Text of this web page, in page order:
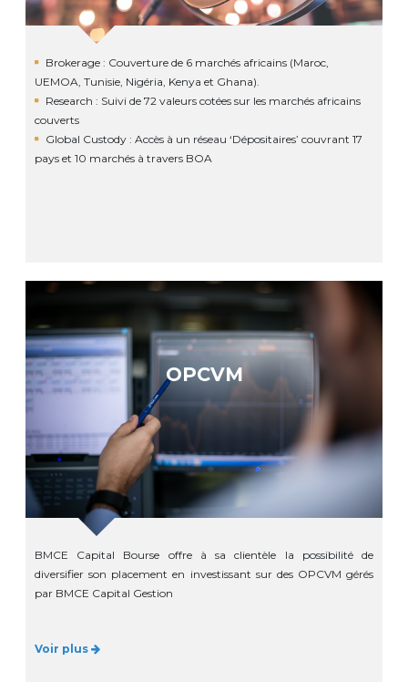
Brokerage : Couverture de 6 marchés africains (Maroc,
UEMOA, Tunisie, Nigéria, Kenya et Ghana).
Research : Suivi de 72 valeurs cotées sur les marchés africains
couverts
Global Custody : Accès à un réseau ‘Dépositaires’ couvrant 17
pays et 10 marchés à travers BOA
OPCVM
BMCE Capital Bourse offre à sa clientèle la possibilité de
diversifier son placement en investissant sur des OPCVM gérés
par BMCE Capital Gestion
Voir plus